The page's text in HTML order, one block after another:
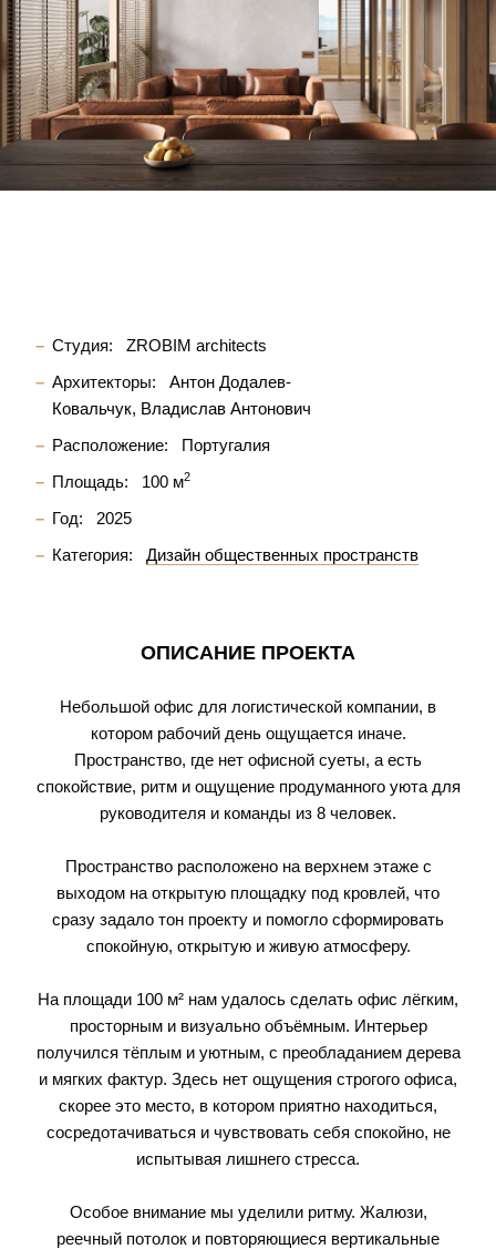
Студия:
ZROBIM architects
Архитекторы:
Антон Додалев-
Ковальчук Владислав Антонович
Расположение:
Португалия
Площадь:
100 м2
Год:
2025
Категория:
Дизайн общественных пространств
ОПИСАНИЕ ПРОЕКТА
Небольшой офис для логистической компании, в
котором рабочий день ощущается иначе.
Пространство, где нет офисной суеты, а есть
спокойствие, ритм и ощущение продуманного уюта для
руководителя и команды из 8 человек.
Пространство расположено на верхнем этаже с
выходом на открытую площадку под кровлей, что
сразу задало тон проекту и помогло сформировать
спокойную, открытую и живую атмосферу.
На площади 100 м² нам удалось сделать офис лёгким,
просторным и визуально объёмным. Интерьер
получился тёплым и уютным, с преобладанием дерева
и мягких фактур. Здесь нет ощущения строгого офиса,
скорее это место, в котором приятно находиться,
сосредотачиваться и чувствовать себя спокойно, не
испытывая лишнего стресса.
Особое внимание мы уделили ритму. Жалюзи,
реечный потолок и повторяющиеся вертикальные